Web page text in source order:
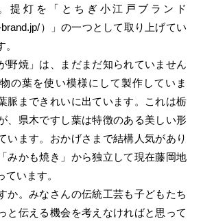
提灯を「とちぎ小江戸ブランド
）」の一つとして取り上げてい
野焼」は、まだまだ知られていません
の葉を使い模様にして製作していま
脈まできれいに出ています。これは栃
、県木ですし葉は特徴のある美しい形
います。おかげさまで結構人気があり
みかも焼き」から独立して現在藤岡地
います。
か。みなさんの伝統工芸も子どもたち
と伝える機会を考えなければと思って